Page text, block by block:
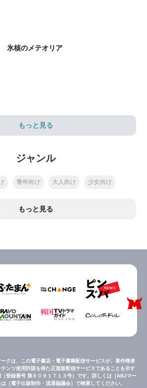
氷核のメテオリア
もっと見る
ジャンル
青年向け 大人向け 少女向け
もっと見る
ークは、この電子書店・電子書籍配信サービスが、著作権者
ンツ使用許諾を得た正規版配信サービスであることを示す
（登録番号 第６０９１７１３号）です。詳しくは［ABJマー
［電子出版制作・流通協議会］で検索してください。